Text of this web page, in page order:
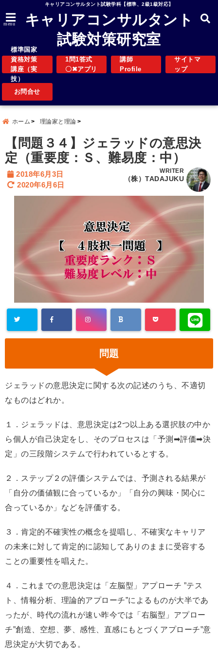
キャリアコンサルタント試験学科【標準、2級1級対応】
menu
キャリアコンサルタント
試験対策研究室
標準国家
資格対策
講座（実
技）
1問1答式
〇✖アプリ
講師
Profile
サイトマ
ップ
お問合せ
ホーム 理論家と理論
【問題３４】ジェラッドの意思決
定（重要度：Ｓ、難易度：中）
2018年6月3日
2020年6月6日
WRITER
（株）TADAJUKU
問題
ジェラッドの意思決定に関する次の記述のうち、不適切
なものはどれか。
１．ジェラッドは、意思決定は2つ以上ある選択肢の中か
ら個人が自己決定をし、そのプロセスは「予測➡評価➡決
定」の三段階システムで行われているとする。
２．ステップ２の評価システムでは、予測される結果が
「自分の価値観に合っているか」「自分の興味・関心に
合っているか」などを評価する。
３．肯定的不確実性の概念を提唱し、不確実なキャリア
の未来に対して肯定的に認知してありのままに受容する
ことの重要性を唱えた。
４．これまでの意思決定は「左脳型」アプローチ ”テス
ト、情報分析、理論的アプローチ”によるものが大半であ
ったが、時代の流れが速い昨今では「右脳型」アプロー
チ”創造、空想、夢、感性、直感にもとづくアプローチ”意
思決定が大切である。